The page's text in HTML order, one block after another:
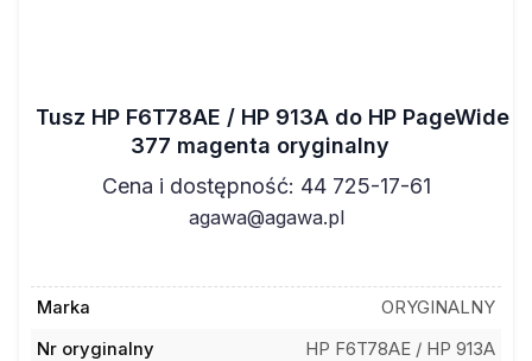
Tusz HP F6T78AE / HP 913A do HP PageWide
377 magenta oryginalny
Cena i dostępność: 44 725-17-61
agawa@agawa.pl
Marka
ORYGINALNY
Nr oryginalny
HP F6T78AE / HP 913A